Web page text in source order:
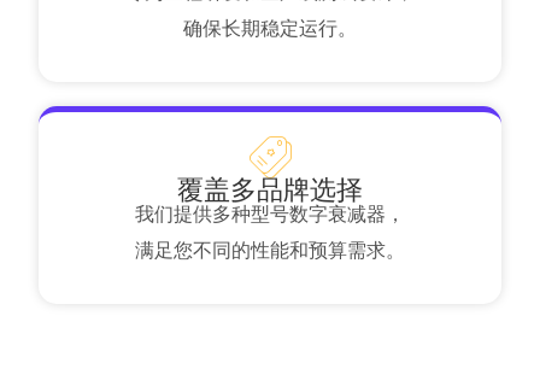
确保长期稳定运行。
覆盖多品牌选择
我们提供多种型号数字衰减器，
满足您不同的性能和预算需求。